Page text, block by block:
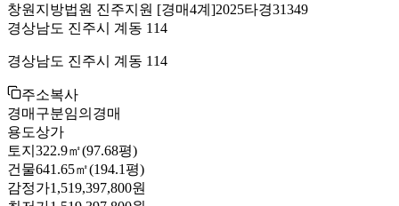
창원지방법원 진주지원 [경매4계]2025타경31349
경상남도 진주시 계동 114
경상남도 진주시 계동 114
주소복사
경매구분임의경매
용도상가
토지 322.9㎡(97.68평)
건물641.65㎡(194.1평)
감정가1,519,397,800원